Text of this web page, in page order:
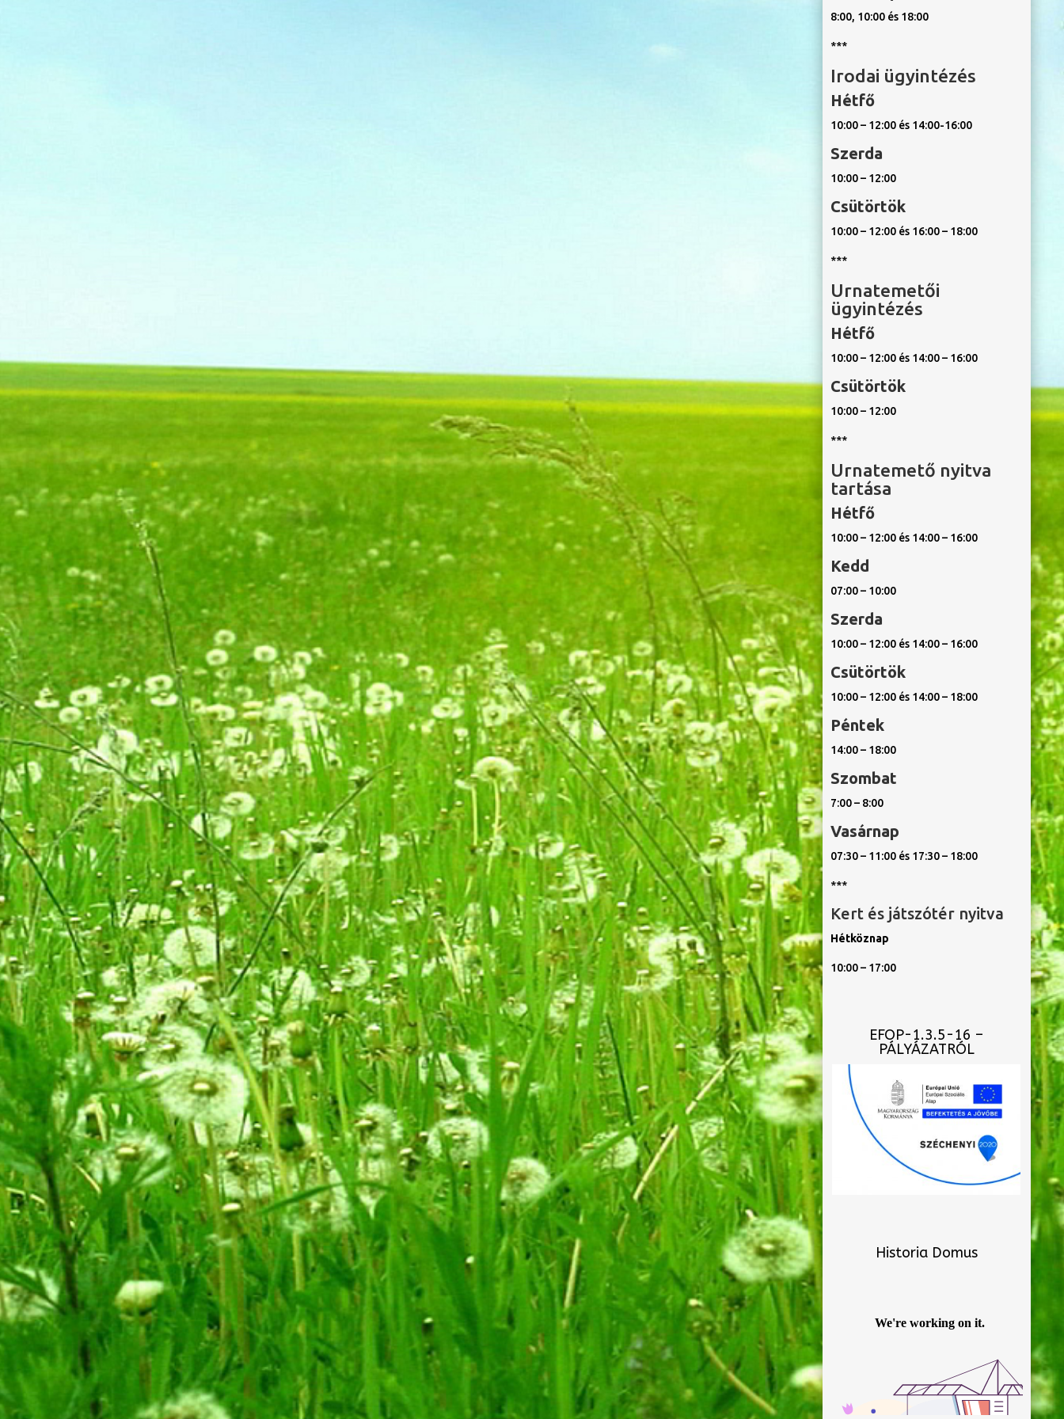
8:00, 10:00 és 18:00
***
Irodai ügyintézés
Hétfő
10:00 – 12:00 és 14:00-16:00
Szerda
10:00 – 12:00
Csütörtök
10:00 – 12:00 és 16:00 – 18:00
***
Urnatemetői
ügyintézés
Hétfő
10:00 – 12:00 és 14:00 – 16:00
Csütörtök
10:00 – 12:00
***
Urnatemető nyitva
tartása
Hétfő
10:00 – 12:00 és 14:00 – 16:00
Kedd
07:00 – 10:00
Szerda
10:00 – 12:00 és 14:00 – 16:00
Csütörtök
10:00 – 12:00 és 14:00 – 18:00
Péntek
14:00 – 18:00
Szombat
7:00 – 8:00
Vasárnap
07:30 – 11:00 és 17:30 – 18:00
***
Kert és játszótér nyitva
Hétköznap
10:00 – 17:00
EFOP-1.3.5-16 –
PÁLYÁZATRÓL
Historia Domus